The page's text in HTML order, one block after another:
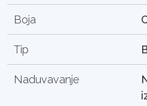
Boja
Tip
Naduvavanje